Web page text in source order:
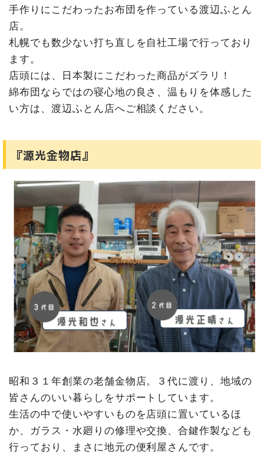
手作りにこだわったお布団を作っている渡辺ふとん
店。
札幌でも数少ない打ち直しを自社工場で行っており
ます。
店頭には、日本製にこだわった商品がズラリ！
綿布団ならではの寝心地の良さ、温もりを体感した
い方は、渡辺ふとん店へご相談ください。
『源光金物店』
昭和３１年創業の老舗金物店。３代に渡り、地域の
皆さんのいい暮らしをサポートしています。
生活の中で使いやすいものを店頭に置いているほ
か、ガラス・水廻りの修理や交換、合鍵作製なども
行っており、まさに地元の便利屋さんです。